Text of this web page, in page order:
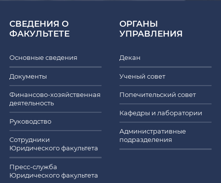
СВЕДЕНИЯ О
ФАКУЛЬТЕТЕ
Основные сведения
Документы
Финансово-хозяйственная
деятельность
Руководство
Сотрудники
Юридического факультета
Пресс-служба
Юридического факультета
ОРГАНЫ
УПРАВЛЕНИЯ
Декан
Ученый совет
Попечительский совет
Кафедры и лаборатории
Административные
подразделения